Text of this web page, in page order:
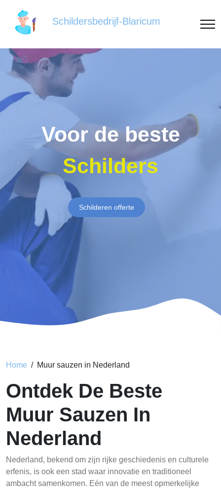
Schildersbedrijf-Blaricum
Voor de beste
Schilders
Schilderen offerte
Home Muur sauzen in Nederland
Ontdek De Beste
Muur Sauzen In
Nederland
Nederland, bekend om zijn rijke geschiedenis en culturele
erfenis, is ook een stad waar innovatie en traditioneel
ambacht samenkomen. Eén van de meest opmerkelijke